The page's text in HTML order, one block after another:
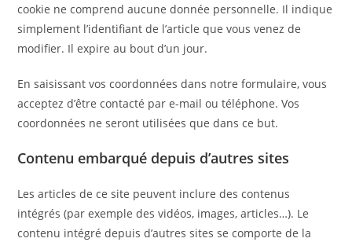
cookie ne comprend aucune donnée personnelle. Il indique
simplement l’identifiant de l’article que vous venez de
modifier. Il expire au bout d’un jour.
En saisissant vos coordonnées dans notre formulaire, vous
acceptez d’être contacté par e-mail ou téléphone. Vos
coordonnées ne seront utilisées que dans ce but.
Contenu embarqué depuis d’autres sites
Les articles de ce site peuvent inclure des contenus
intégrés (par exemple des vidéos, images, articles…). Le
contenu intégré depuis d’autres sites se comporte de la